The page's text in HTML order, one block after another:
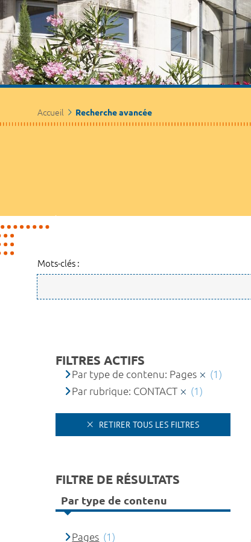
Accueil Recherche avancée
Mots-clés :
FILTRES ACTIFS
Par type de contenu: Pages
(1)
Par rubrique: CONTACT
(1)
RETIRER TOUS LES FILTRES
FILTRE DE RÉSULTATS
Par type de contenu
Pages (1)